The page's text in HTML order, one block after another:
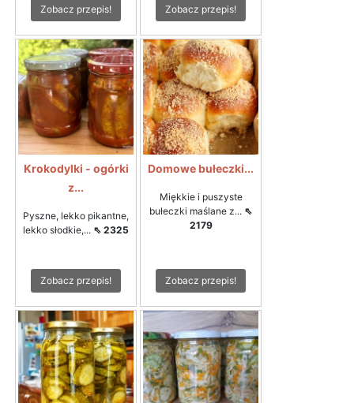
Zobacz przepis! Zobacz przepis!
Krokodylki - ogórki
z...
Pyszne, lekko pikantne,
lekko słodkie,... ⇖ 2325
Zobacz przepis!
Domowe bułeczki...
Miękkie i puszyste
bułeczki maślane z... ⇖
2179
Zobacz przepis!